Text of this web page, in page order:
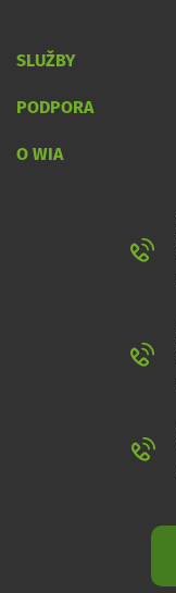
SLUŽBY
PODPORA
O WIA